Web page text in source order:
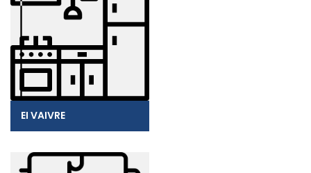
EI VAIVRE